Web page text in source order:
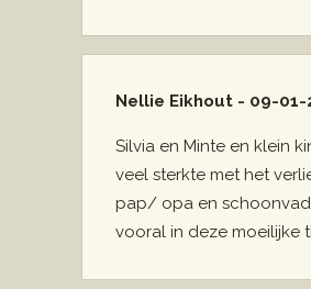
Nellie Eikhout - 09-01-
Silvia en Minte en klein
veel sterkte met het
pap/ opa en
vooral in deze moeilijke